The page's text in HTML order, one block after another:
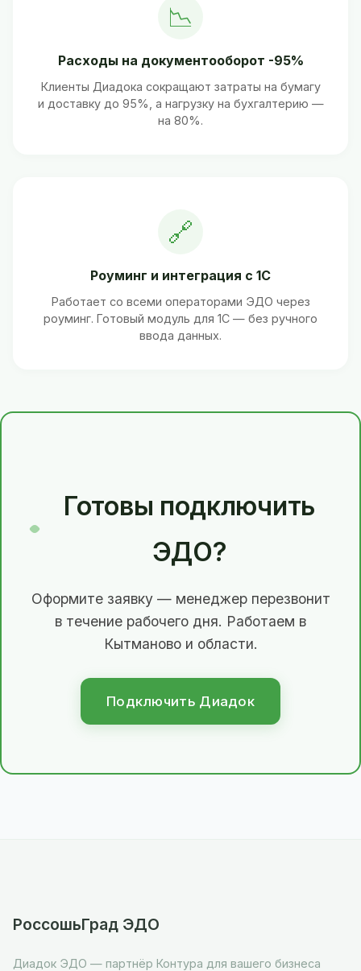
📉
Расходы на документооборот -95%
Клиенты Диадока сокращают затраты на бумагу
и доставку до 95%, а нагрузку на бухгалтерию —
на 80%.
🔗
Роуминг и интеграция с 1С
Работает со всеми операторами ЭДО через
роуминг. Готовый модуль для 1С — без ручного
ввода данных.
Готовы подключить
ЭДО?
Оформите заявку — менеджер перезвонит
в течение рабочего дня. Работаем в
Кытманово и области.
Подключить Диадок
РоссошьГрад ЭДО
Диадок ЭДО — партнёр Контура для вашего бизнеса